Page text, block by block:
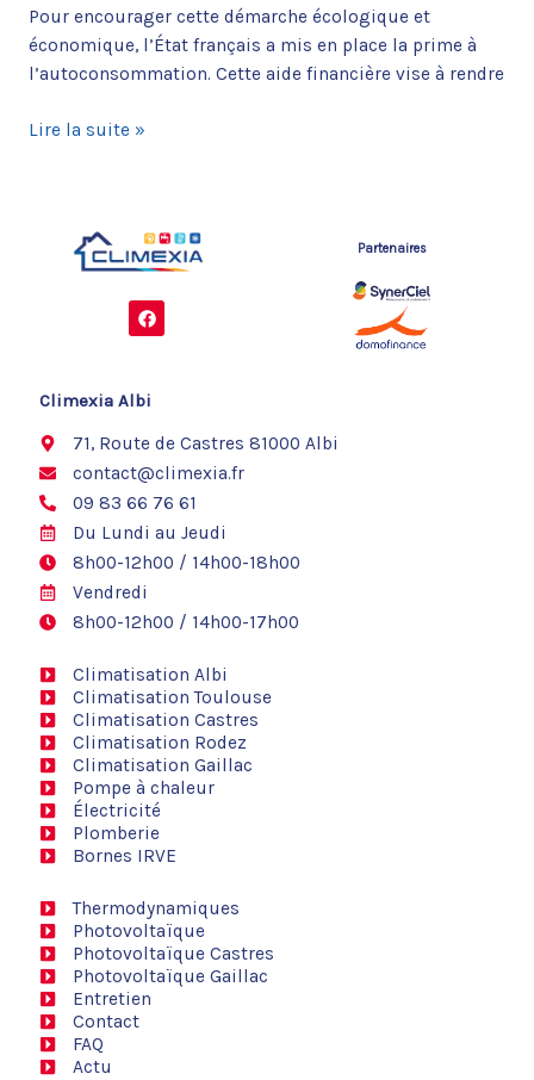
Pour encourager cette démarche écologique et
économique, l’État français a mis en place la prime à
l’autoconsommation. Cette aide financière vise à rendre
Lire la suite »
F
a
c
o
Partenaires
Climexia Albi
71, Route de Castres 81000 Albi
contact@climexia.fr
09 83 66 76 61
Du Lundi au Jeudi
8h00-12h00 / 14h00-18h00
Vendredi
8h00-12h00 / 14h00-17h00
Climatisation Albi
Climatisation Toulouse
Climatisation Castres
Climatisation Rodez
Climatisation Gaillac
Pompe à chaleur
Électricité
Plomberie
Bornes IRVE
Thermodynamiques
Photovoltaïque
Photovoltaïque Castres
Photovoltaïque Gaillac
Entretien
Contact
FAQ
Actu